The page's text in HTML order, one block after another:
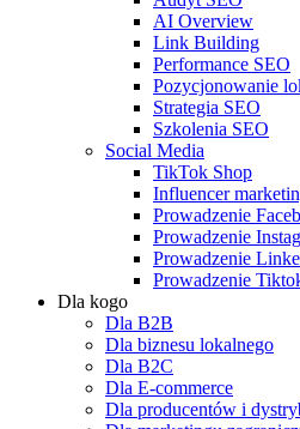
AI Overview
Link Building
Performance SEO
Pozycjonowanie
Strategia SEO
Szkolenia SEO
Social Media
TikTok Shop
Influencer
Prowadzenie
Prowadzenie
Prowadzenie
Prowadzenie
Dla kogo
Dla B2B
Dla biznesu lokalnego
Dla B2C
Dla E-commerce
Dla producentów i